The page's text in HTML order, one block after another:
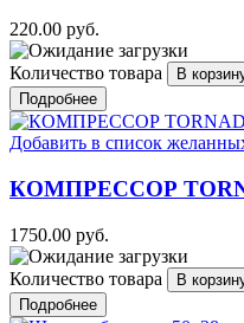
220.00 руб.
Количество товара
Подробнее
Добавить в список
КОМПРЕССОР
1750.00 руб.
Количество товара
Подробнее